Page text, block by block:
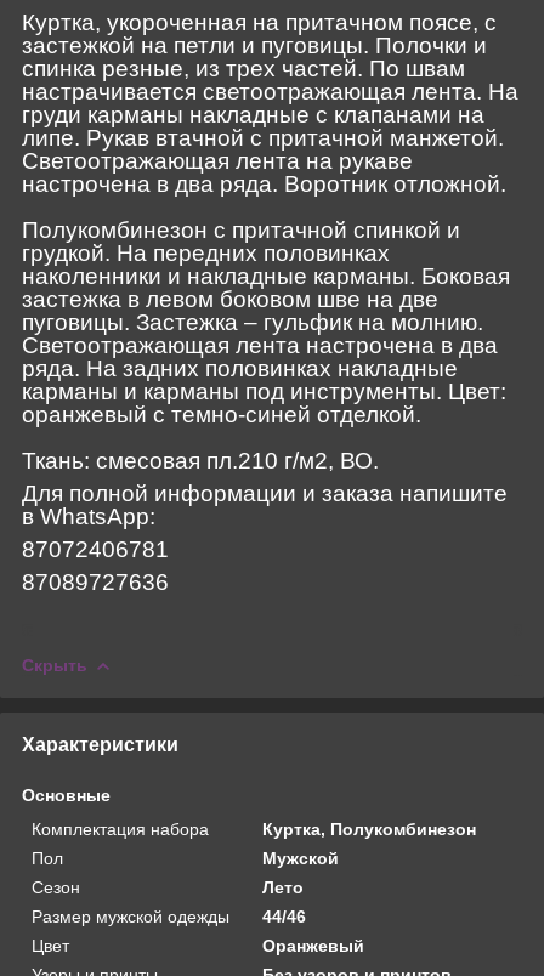
Куртка, укороченная на притачном поясе, с
застежкой на петли и пуговицы. Полочки и
спинка резные, из трех частей. По швам
настрачивается светоотражающая лента. На
груди карманы накладные с клапанами на
липе. Рукав втачной с притачной манжетой.
Светоотражающая лента на рукаве
настрочена в два ряда. Воротник отложной.
Полукомбинезон с притачной спинкой и
грудкой. На передних половинках
наколенники и накладные карманы. Боковая
застежка в левом боковом шве на две
пуговицы. Застежка – гульфик на молнию.
Светоотражающая лента настрочена в два
ряда. На задних половинках накладные
карманы и карманы под инструменты. Цвет:
оранжевый с темно-синей отделкой.
Ткань: смесовая пл.210 г/м2, ВО.
Для полной информации и заказа напишите
в WhatsApp:
87072406781
87089727636
Скрыть
Характеристики
Основные
Комплектация набора
Куртка, Полукомбинезон
Пол
Мужской
Сезон
Лето
Размер мужской одежды
44/46
Цвет
Оранжевый